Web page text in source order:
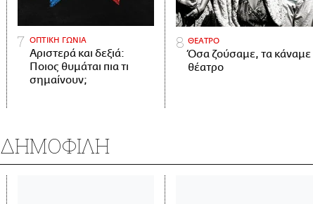
ΟΠΤΙΚΗ ΓΩΝΙΑ
Αριστερά και δεξιά:
Ποιος θυμάται πια τι
σημαίνουν;
ΘΕΑΤΡΟ
Όσα ζούσαμε, τα κάναμε
θέατρο
ΔΗΜΟΦΙΛΗ